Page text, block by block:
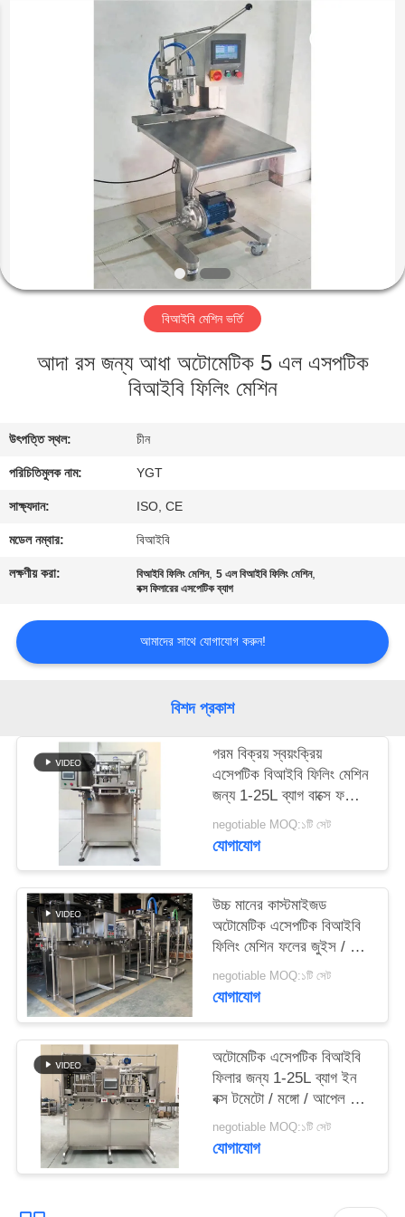
VR
প্রদর্শন
আমাদের
কারখানা
ভ্রমণ
মান
নিয়ন্ত্রণ
যোগাযোগ
করুন
কেস
PRIVACY
POLICY
বিআইবি মেশিন ভর্তি
আদা রস জন্য আধা অটোমেটিক 5 এল এসপটিক
বিআইবি ফিলিং মেশিন
উৎপত্তি স্থল: চীন
পরিচিতিমুলক নাম: YGT
সাক্ষ্যদান: ISO, CE
মডেল নম্বার: বিআইবি
লক্ষণীয় করা: বিআইবি ফিলিং মেশিন,5 এল বিআইবি ফিলিং মেশিন,
বক্স ফিলারের এসপেটিক ব্যাগ
আমাদের সাথে যোগাযোগ করুন!
বিশদ প্রকাশ
গরম বিক্রয় স্বয়ংক্রিয়
এসেপটিক বিআইবি ফিলিং মেশিন
জন্য 1-25L ব্যাগ বাক্সে ফলের
জুইস / দুধ / তেল ফিলার একক
বা ডাবল মাথা
negotiable MOQ:১টি সেট
যোগাযোগ
উচ্চ মানের কাস্টমাইজড
অটোমেটিক এসেপটিক বিআইবি
ফিলিং মেশিন ফলের জুইস / দুধ
/ সস ফিলারের জন্য বাক্সে 2L /
5L / 20L ব্যাগ
negotiable MOQ:১টি সেট
যোগাযোগ
অটোমেটিক এসেপটিক বিআইবি
ফিলার জন্য 1-25L ব্যাগ ইন
বক্স টমেটো / মঙ্গো / আপেল সস
ফিলিং মেশিন SUS304/316
কাস্টমাইজড
negotiable MOQ:১টি সেট
যোগাযোগ